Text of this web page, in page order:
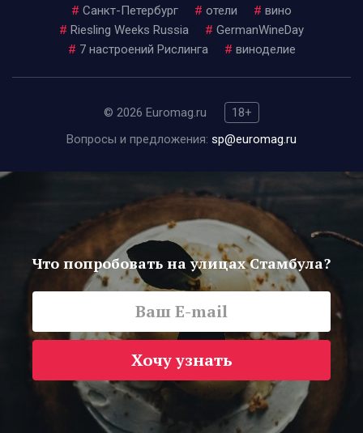
# Санкт-Петербург # отели # вино
# Riesling Weeks Russia # GermanWineDay
# 7 настроений Рислинга # виноделие
© 2026 Euromag.ru
18+
Вопросы и предложения: sp@euromag.ru
Что попробовать на улицах Стамбула?
Хочу узнать